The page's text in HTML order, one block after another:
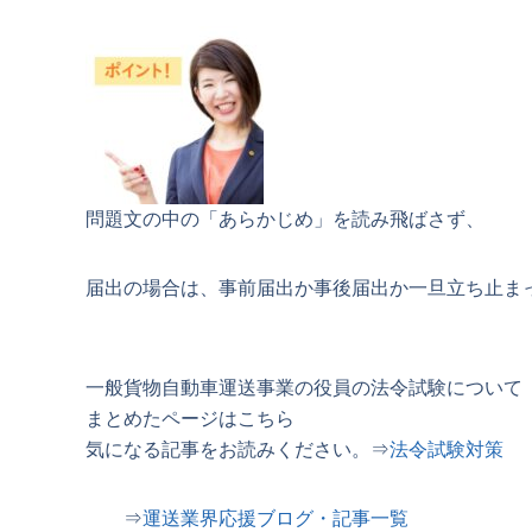
問題文の中の「あらかじめ」を読み飛ばさず、
届出の場合は、事前届出か事後届出か一旦立ち止ま
一般貨物自動車運送事業の役員の法令試験について
まとめたページはこちら
気になる記事をお読みください。⇒法令試験対策
⇒運送業界応援ブログ・記事一覧